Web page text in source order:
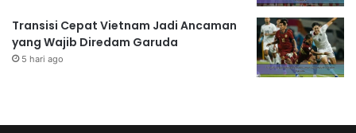
Transisi Cepat Vietnam Jadi Ancaman
yang Wajib Diredam Garuda
5 hari ago